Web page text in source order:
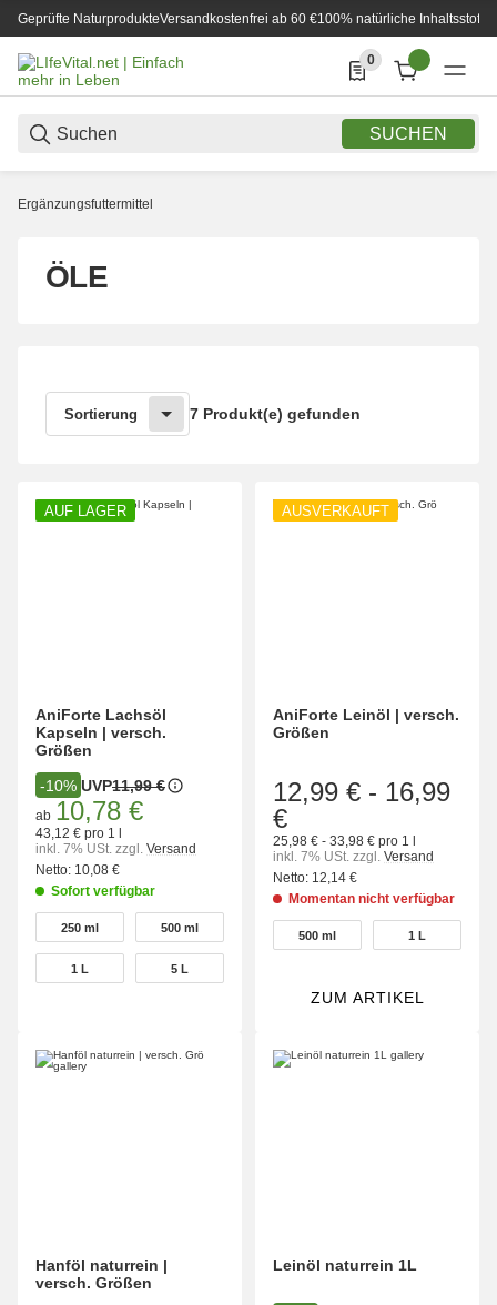
Geprüfte NaturprodukteVersandkostenfrei ab 60 €100% natürliche Inhaltsstoffe
SUCHEN
0
0 Produkte in der
Ergänzungsfuttermittel
ÖLE
Sortierung 7 Produkt(e) gefunden
AUF LAGER
AniForte Lachsöl
Kapseln | versch.
Größen
-10% UVP11,99 €
ab 10,78 €
43,12 € pro 1 l
inkl. 7% USt. zzgl. Versand
Netto: 10,08 €
Sofort verfügbar
wählen
250 ml
250 ml 500 ml
500 ml
1 L
1 L 5 L
5 L
AUSVERKAUFT
AniForte Leinöl | versch.
Größen
12,99 € - 16,99
€
25,98 € - 33,98 € pro 1 l
inkl. 7% USt. zzgl. Versand
Netto: 12,14 €
Momentan nicht verfügbar
wählen
500 ml
500 ml 1 L
1 L
ZUM ARTIKEL
Hanföl naturrein |
versch. Größen
Leinöl naturrein 1L